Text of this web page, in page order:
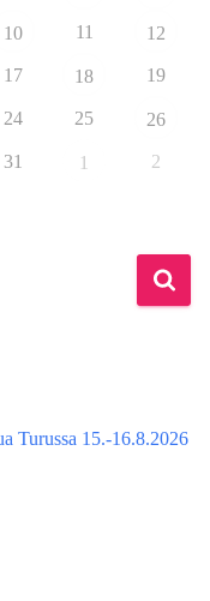
10 11 12
17 18 19
24 25 26
31 1 2
Turussa 15.-16.8.2026